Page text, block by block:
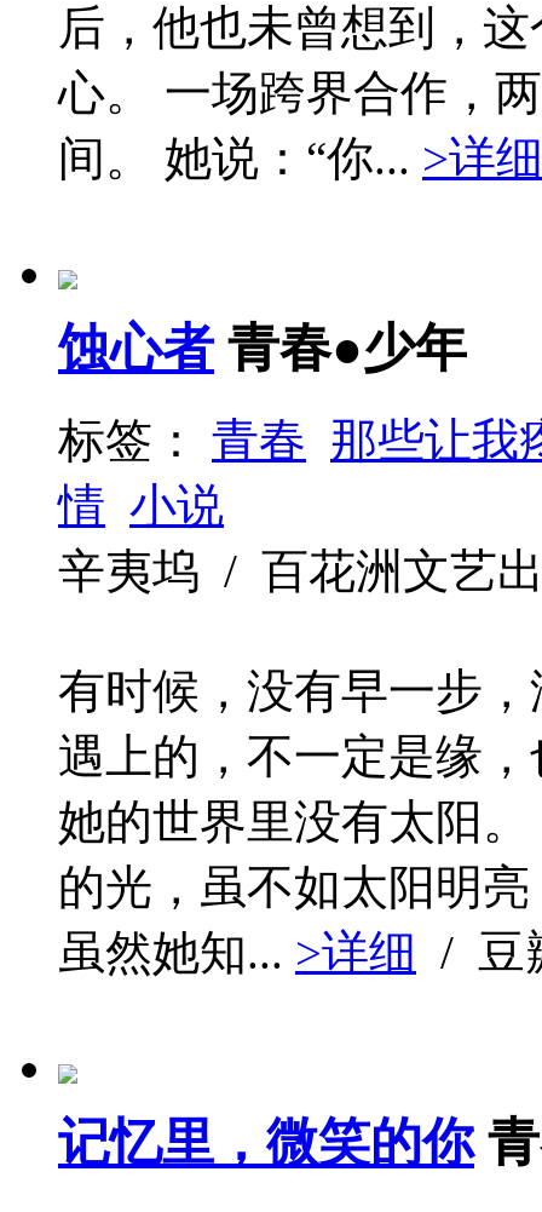
后，他也未曾想到，
心。 一场跨界合作，
间。 她说：“你... >详细
蚀心者 青春●少年
标签： 青春 那些让我
情 小说
辛夷坞 / 百花洲文艺
有时候，没有早一步
遇上的，不一定是缘
她的世界里没有太阳
的光，虽不如太阳明
虽然她知... >详细 / 豆
记忆里，微笑的你